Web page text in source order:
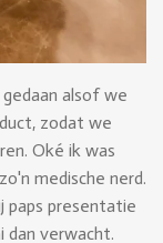
gedaan alsof we
zodat we
Oké ik was
medische nerd.
paps presentatie
dan verwacht.